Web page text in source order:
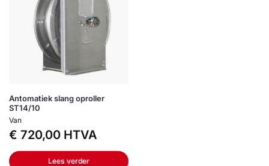
Antomatiek slang oproller
ST14/10
Van
€ 720,00 HTVA
Lees verder